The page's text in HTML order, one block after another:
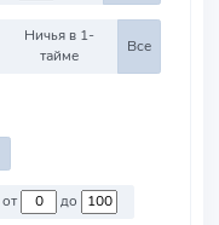
Ничья в 1-
тайме
Все
Против команд со стоимостью от до